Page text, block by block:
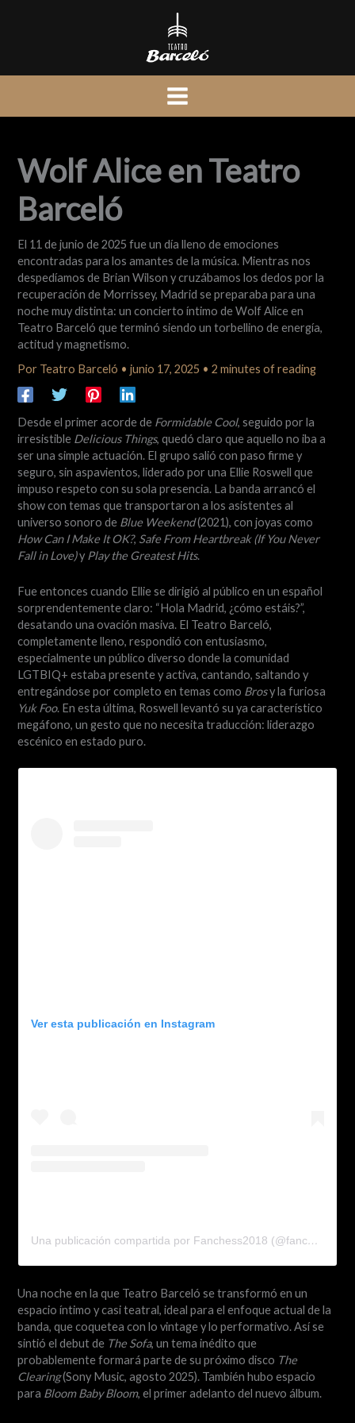
Wolf Alice en Teatro
Barceló
El 11 de junio de 2025 fue un día lleno de emociones
encontradas para los amantes de la música. Mientras nos
despedíamos de Brian Wilson y cruzábamos los dedos por la
recuperación de Morrissey, Madrid se preparaba para una
noche muy distinta: un concierto íntimo de Wolf Alice en
Teatro Barceló que terminó siendo un torbellino de energía,
actitud y magnetismo.
Por Teatro Barceló •junio 17, 2025 •2 minutes of reading
Desde el primer acorde de Formidable Cool, seguido por la
irresistible Delicious Things, quedó claro que aquello no iba a
ser una simple actuación. El grupo salió con paso firme y
seguro, sin aspavientos, liderado por una Ellie Roswell que
impuso respeto con su sola presencia. La banda arrancó el
show con temas que transportaron a los asistentes al
universo sonoro de Blue Weekend(2021), con joyas como
How Can I Make It OK?, Safe From Heartbreak (If You Never
Fall in Love)y Play the Greatest Hits.
Fue entonces cuando Ellie se dirigió al público en un español
sorprendentemente claro: “Hola Madrid, ¿cómo estáis?”,
desatando una ovación masiva. El Teatro Barceló,
completamente lleno, respondió con entusiasmo,
especialmente un público diverso donde la comunidad
LGTBIQ+ estaba presente y activa, cantando, saltando y
entregándose por completo en temas como Brosy la furiosa
Yuk Foo. En esta última, Roswell levantó su ya característico
megáfono, un gesto que no necesita traducción: liderazgo
escénico en estado puro.
Ver esta publicación en Instagram
Una publicación compartida por Fanchess2018 (@fanchess2018)
Una noche en la que Teatro Barceló se transformó en un
espacio íntimo y casi teatral, ideal para el enfoque actual de la
banda, que coquetea con lo vintage y lo performativo. Así se
sintió el debut de The Sofa, un tema inédito que
probablemente formará parte de su próximo disco The
Clearing(Sony Music, agosto 2025). También hubo espacio
para Bloom Baby Bloom, el primer adelanto del nuevo álbum.